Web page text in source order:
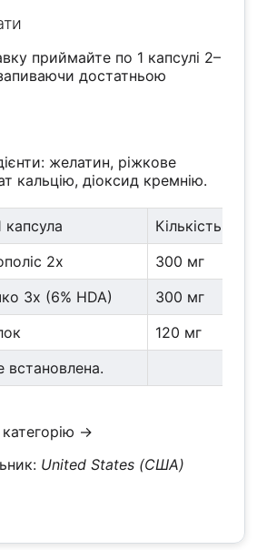
приймайте по 1 капсулі 2–
достатньою
желатин, ріжкове
кальцію, діоксид кремнію.
капсула
Кількість у
2x
300 мг
3x (6% HDA)
300 мг
120 мг
→
United States (США)